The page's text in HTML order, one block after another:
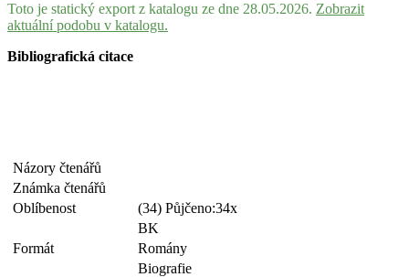
Toto je statický export z katalogu ze dne 28.05.2026. Zobrazit
aktuální podobu v katalogu.
Bibliografická citace
Názory čtenářů
Známka čtenářů
Oblíbenost
(34) Půjčeno:34x
BK
Formát
Romány
Biografie